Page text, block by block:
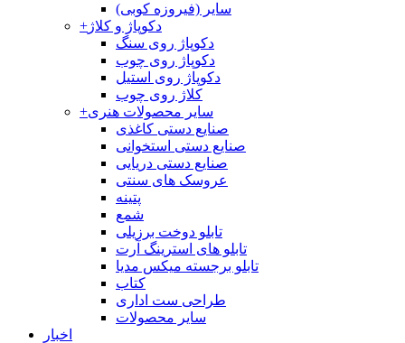
سایر (فیروزه کوبی)
+دکوپاژ و کلاژ
دکوپاژ روی سنگ
دکوپاژ روی چوب
دکوپاژ روی استیل
کلاژ روی چوب
+سایر محصولات هنری
صنایع دستی کاغذی
صنایع دستی استخوانی
صنایع دستی دریایی
عروسک های سنتی
پتینه
شمع
تابلو دوخت برزیلی
تابلو های استرینگ آرت
تابلو برجسته میکس مدیا
کتاب
طراحی ست اداری
سایر محصولات
اخبار